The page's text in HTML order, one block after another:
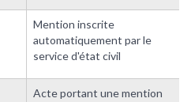
Mention inscrite
automatiquement par le
service d'état civil
Acte portant une mention